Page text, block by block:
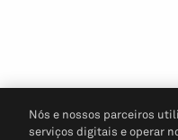
Nós e nossos parceiros
serviços digitais e operar